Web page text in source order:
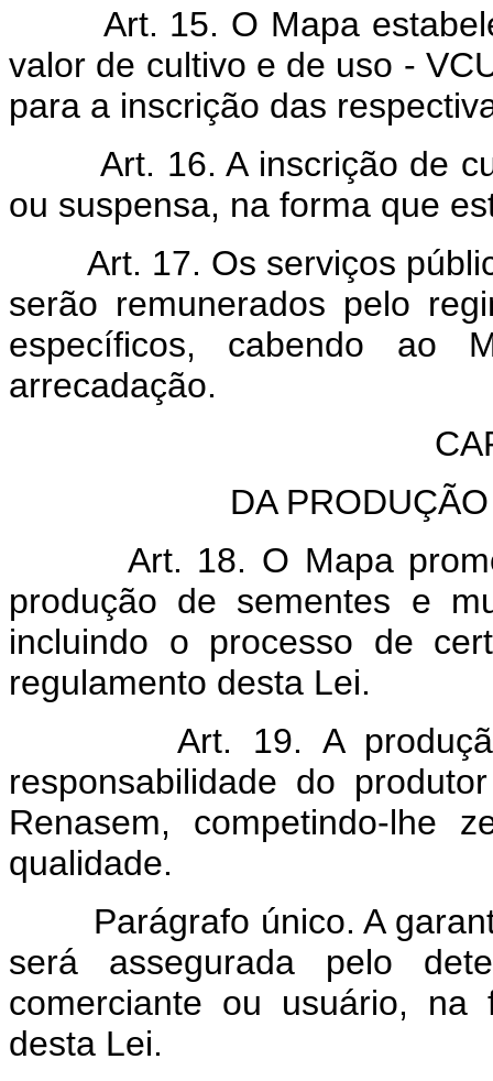
Art. 15. O Mapa
valor de cultivo e de uso -
para a inscrição das
Art. 16. A inscrição de
ou suspensa, na forma que
Art. 17. Os serviços
serão remunerados pelo
específicos, cabendo ao
arrecadação.
DA
Art. 18. O Mapa
produção de sementes e
incluindo o processo de
regulamento desta Lei.
Art. 19. A
responsabilidade do
Renasem, competindo-lhe
qualidade.
Parágrafo único. A
será assegurada pelo
comerciante ou usuário, na
desta Lei.